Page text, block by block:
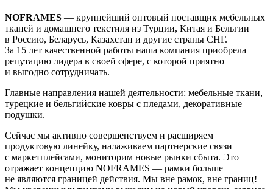
NOFRAMES — крупнейший оптовый поставщик мебельных
тканей и домашнего текстиля из Турции, Китая и Бельгии
в Россию, Беларусь, Казахстан и другие страны СНГ.
За 15 лет качественной работы наша компания приобрела
репутацию лидера в своей сфере, с которой приятно
и выгодно сотрудничать.
Главные направления нашей деятельности: мебельные ткани,
турецкие и бельгийские ковры с пледами, декоративные
подушки.
Сейчас мы активно совершенствуем и расширяем
продуктовую линейку, налаживаем партнерские связи
с маркетплейсами, мониторим новые рынки сбыта. Это
отражает концепцию NOFRAMES — рамки больше
не являются границей действия. Мы вне рамок, вне границ!